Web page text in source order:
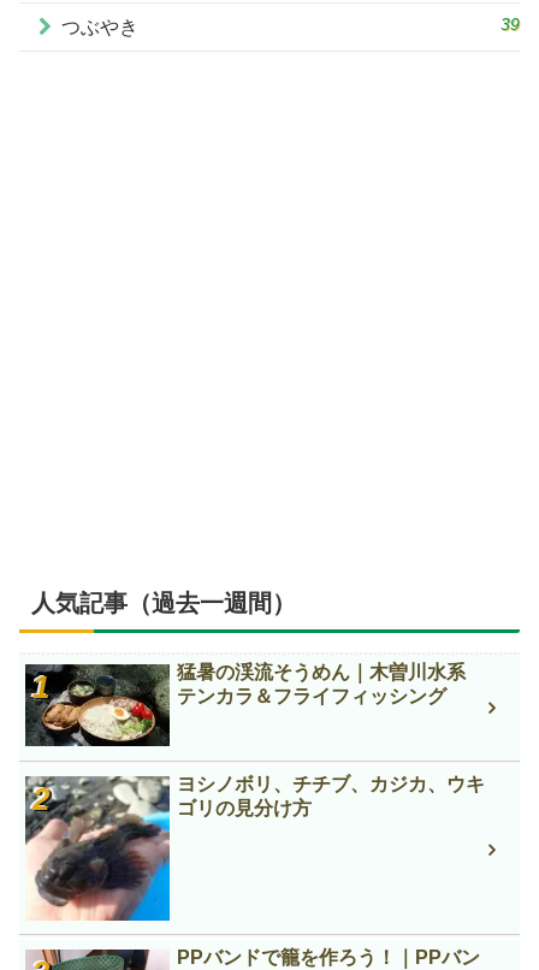
つぶやき 39
人気記事（過去一週間）
猛暑の渓流そうめん｜木曽川水系
テンカラ＆フライフィッシング
ヨシノボリ、チチブ、カジカ、ウキ
ゴリの見分け方
PPバンドで籠を作ろう！｜PPバン